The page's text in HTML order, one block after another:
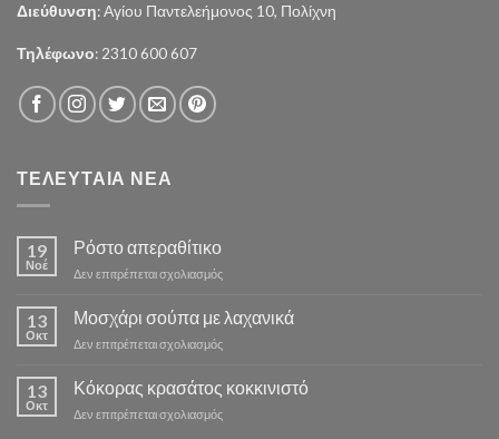
Διεύθυνση: Αγίου Παντελεήμονος 10, Πολίχνη
Τηλέφωνο: 2310 600 607
ΤΕΛΕΥΤΑΙΑ ΝΕΑ
19
Νοέ
Ρόστο απεραθίτικο
Δεν επιτρέπεται σχολιασμόςστο
απεραθίτικο
13
Οκτ
Μοσχάρι σούπα με λαχανικά
Δεν επιτρέπεται σχολιασμόςστο
με
λαχανικά
13
Οκτ
Κόκορας κρασάτος κοκκινιστό
Δεν επιτρέπεται σχολιασμόςστο